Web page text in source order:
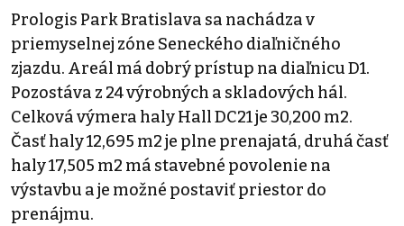
Prologis Park Bratislava sa nachádza v
priemyselnej zóne Seneckého diaľničného
zjazdu. Areál má dobrý prístup na diaľnicu D1.
Pozostáva z 24 výrobných a skladových hál.
Celková výmera haly Hall DC21 je 30,200 m2.
Časť haly 12,695 m2 je plne prenajatá, druhá časť
haly 17,505 m2 má stavebné povolenie na
výstavbu a je možné postaviť priestor do
prenájmu.